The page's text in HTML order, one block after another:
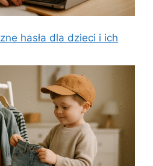
hasła dla dzieci i ich